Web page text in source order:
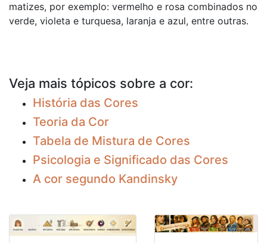
matizes, por exemplo: vermelho e rosa combinados no
verde, violeta e turquesa, laranja e azul, entre outras.
Veja mais tópicos sobre a cor:
História das Cores
Teoria da Cor
Tabela de Mistura de Cores
Psicologia e Significado das Cores
A cor segundo Kandinsky